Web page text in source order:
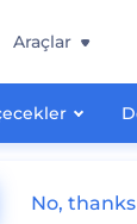
Araçlar
No, thanks